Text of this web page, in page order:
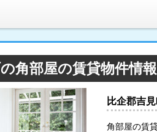
角部屋の賃貸物件情
比企郡吉
角部屋の賃